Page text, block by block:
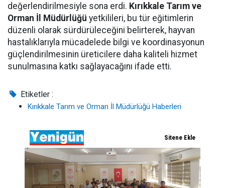
değerlendirilmesiyle sona erdi. Kırıkkale Tarım ve
Orman İl Müdürlüğü yetkilileri, bu tür eğitimlerin
düzenli olarak sürdürüleceğini belirterek, hayvan
hastalıklarıyla mücadelede bilgi ve koordinasyonun
güçlendirilmesinin üreticilere daha kaliteli hizmet
sunulmasına katkı sağlayacağını ifade etti.
Etiketler :
Kırıkkale Tarım ve Orman İl Müdürlüğü Haberleri